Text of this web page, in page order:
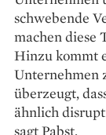
schwebende
machen diese
Hinzu kommt
Unternehmen
überzeugt,
ähnlich
sagt Pabst.